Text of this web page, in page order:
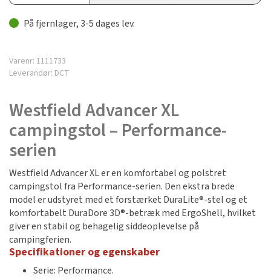
På fjernlager, 3-5 dages lev.
Varenr: 1111733
Leverandør: DCT
Westfield Advancer XL
campingstol – Performance-
serien
Westfield Advancer XL er en komfortabel og polstret
campingstol fra Performance-serien. Den ekstra brede
model er udstyret med et forstærket DuraLite®-stel og et
komfortabelt DuraDore 3D®-betræk med ErgoShell, hvilket
giver en stabil og behagelig siddeoplevelse på
campingferien.
Specifikationer og egenskaber
Serie: Performance.